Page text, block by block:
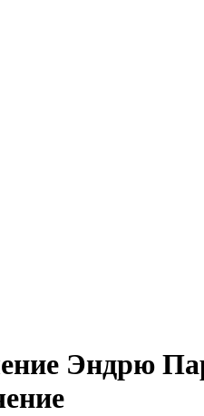
Эндрю